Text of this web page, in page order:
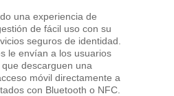
una experiencia de
de fácil uso con su
seguros de identidad.
le envían a los usuarios
descarguen una
móvil directamente a
con Bluetooth o NFC.